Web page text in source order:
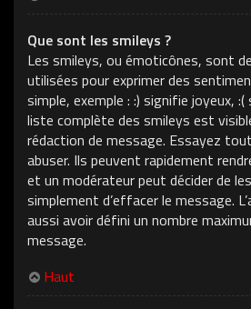
Que sont les smileys ?
Les smileys, ou émoticônes, sont
utilisées pour exprimer des
simple, exemple : :) signifie joyeux,
liste complète des smileys est
rédaction de message. Essayez
abuser. Ils peuvent rapidement
et un modérateur peut décider de
simplement d’effacer le message.
aussi avoir défini un nombre
message.
Haut